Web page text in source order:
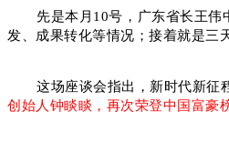
先是本月10号，广东省长王伟
发、成果转化等情况；接着就是三
这场座谈会指出，新时代新征
创始人钟睒睒，再次荣登中国富豪